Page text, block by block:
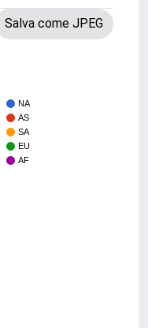
Salva come JPEG
NA
AS
SA
EU
AF